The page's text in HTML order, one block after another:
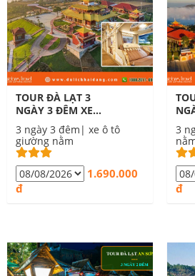
TOUR ĐÀ LẠT 3
NGÀY 3 ĐÊM XE
GIƯỜNG NẰM
3 ngày 3 đêm| xe ô tô
giường nằm
1.690.000
đ
3
đ